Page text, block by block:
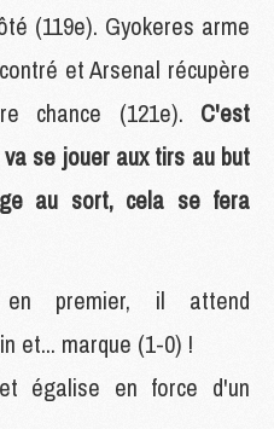
(119e). Gyokeres arme
et Arsenal récupère
chance (121e). C'est
se jouer aux tirs au but
au sort, cela se fera
en premier, il attend
et... marque (1-0) !
égalise en force d'un